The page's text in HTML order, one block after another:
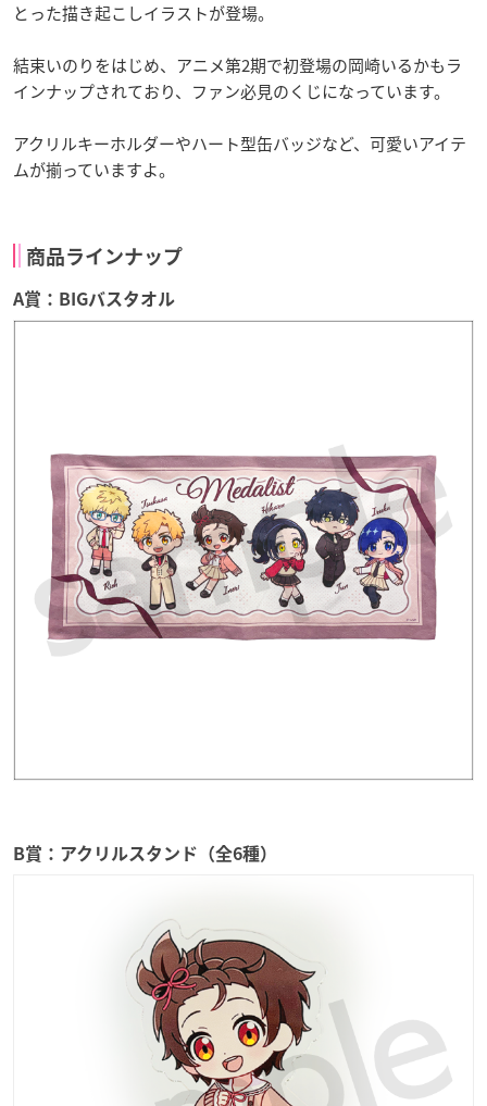
とった描き起こしイラストが登場。
結束いのりをはじめ、アニメ第2期で初登場の岡崎いるかもラ
インナップされており、ファン必見のくじになっています。
アクリルキーホルダーやハート型缶バッジなど、可愛いアイテ
ムが揃っていますよ。
商品ラインナップ
A賞：BIGバスタオル
B賞：アクリルスタンド（全6種）